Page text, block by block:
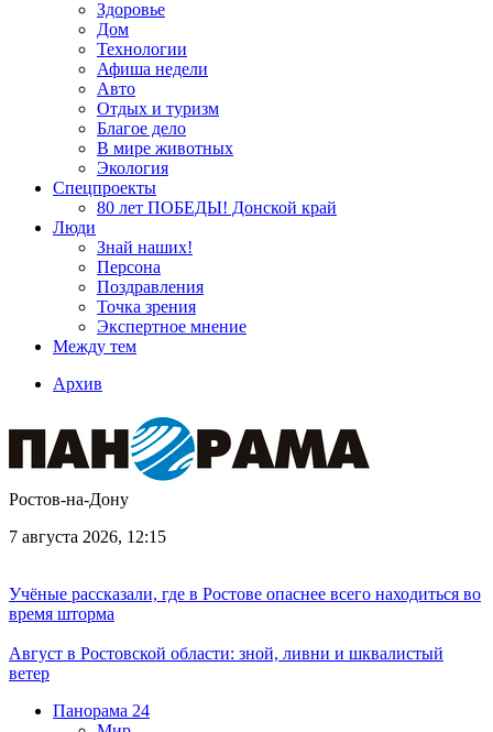
Здоровье
Дом
Технологии
Афиша недели
Авто
Отдых и туризм
Благое дело
В мире животных
Экология
Спецпроекты
80 лет ПОБЕДЫ! Донской край
Люди
Знай наших!
Персона
Поздравления
Точка зрения
Экспертное мнение
Между тем
Архив
Ростов-на-Дону
7 августа 2026, 12:15
Учёные рассказали, где в Ростове опаснее всего находиться во
время шторма
Август в Ростовской области: зной, ливни и шквалистый
ветер
Панорама 24